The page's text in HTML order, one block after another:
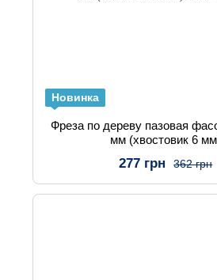
Новинка
Фреза по дереву пазовая
мм (хвостовик 6
362 грн
277 грн